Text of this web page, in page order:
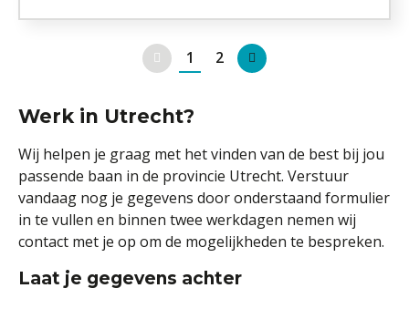
Vorige
1 2
Werk in Utrecht?
Wij helpen je graag met het vinden van de best bij jou
passende baan in de provincie Utrecht. Verstuur
vandaag nog je gegevens door onderstaand formulier
in te vullen en binnen twee werkdagen nemen wij
contact met je op om de mogelijkheden te bespreken.
Laat je gegevens achter